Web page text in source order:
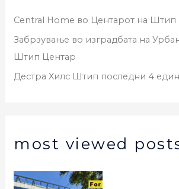
Central Home во Центарот на Штип
Забрзување во изградбата на
Штип Центар
Дестра Хилс Штип последни 4
most viewed